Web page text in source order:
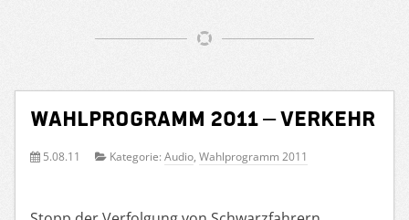
Wahlprogramm 2011 – Verkehr
5.08.11 Kategorie: Audio, Wahlprogramm 2011